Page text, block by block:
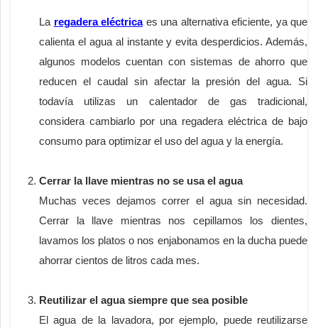
La regadera eléctricaes una alternativa eficiente, ya que
calienta el agua al instante y evita desperdicios. Además,
algunos modelos cuentan con sistemas de ahorro que
reducen el caudal sin afectar la presión del agua. Si
todavía utilizas un calentador de gas tradicional,
considera cambiarlo por una regadera eléctrica de bajo
consumo para optimizar el uso del agua y la energía.
Cerrar la llave mientras no se usa el agua
Muchas veces dejamos correr el agua sin necesidad.
Cerrar la llave mientras nos cepillamos los dientes,
lavamos los platos o nos enjabonamos en la ducha puede
ahorrar cientos de litros cada mes.
Reutilizar el agua siempre que sea posible
El agua de la lavadora, por ejemplo, puede reutilizarse